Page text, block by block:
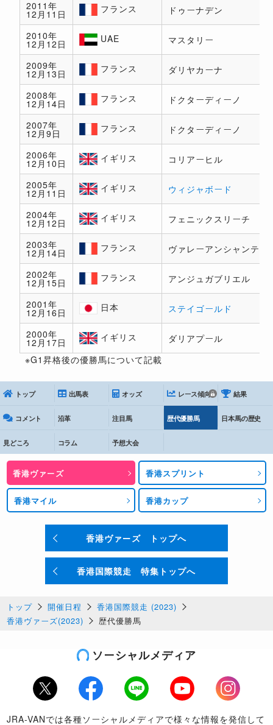
2011年
12月11日
ンス
フランス ドゥーナデン
2010年
12月12日 UAE マスタリー
2009年
12月13日
ンス
フランス ダリヤカーナ
2008年
12月14日
ンス
フランス ドクターディーノ
2007年
12月9日
ンス
フランス ドクターディーノ
2006年
12月10日
リス
イギリス コリアーヒル
2005年
12月11日
リス
イギリス ウィジャボード
2004年
12月12日
リス
イギリス フェニックスリーチ
2003年
12月14日
ンス
フランス ヴァレーアンシャンテ
2002年
12月15日
ンス
フランス アンジュガブリエル
2001年
12月16日 日本 ステイゴールド
2000年
12月17日
リス
イギリス ダリアプール
※G1昇格後の優勝馬について記載
トップ 出馬表 オッズ レース傾向 結果
コメント 沿革 注目馬 歴代優勝馬 日本馬の歴史
見どころ コラム 予想大会
香港ヴァーズ 香港スプリント
香港マイル 香港カップ
香港ヴァーズ トップへ
香港国際競走 特集トップへ
トップ 開催日程
香港国際競走 (2023)
香港ヴァーズ(2023)
歴代優勝馬
ソーシャルメディア
Twitter Facebook LINE Youtube
Instagram
JRA-VANでは各種ソーシャルメディアで様々な情報を発信して